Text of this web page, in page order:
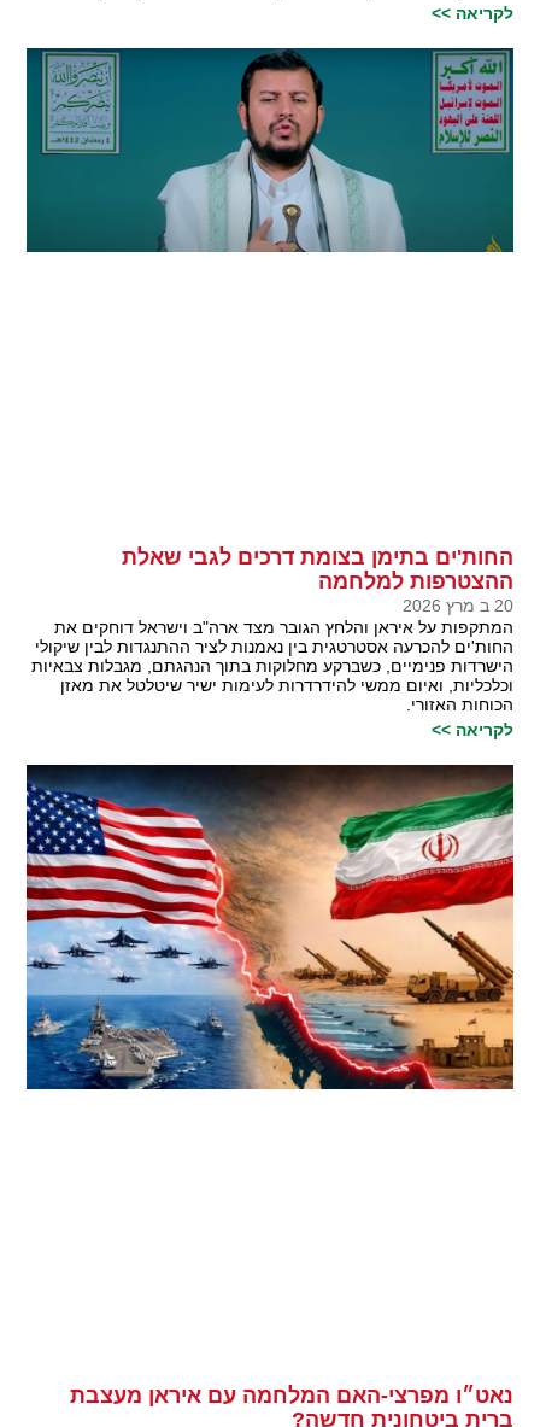
לקריאה >>
החות'ים בתימן בצומת דרכים לגבי שאלת
ההצטרפות למלחמה
20 ב מרץ 2026
המתקפות על איראן והלחץ הגובר מצד ארה"ב וישראל דוחקים את
החות'ים להכרעה אסטרטגית בין נאמנות לציר ההתנגדות לבין שיקולי
הישרדות פנימיים, כשברקע מחלוקות בתוך הנהגתם, מגבלות צבאיות
וכלכליות, ואיום ממשי להידרדרות לעימות ישיר שיטלטל את מאזן
הכוחות האזורי.
לקריאה >>
נאט״ו מפרצי-האם המלחמה עם איראן מעצבת
ברית ביטחונית חדשה?